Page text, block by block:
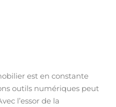
est en constante
outils numériques peut
l’essor de la